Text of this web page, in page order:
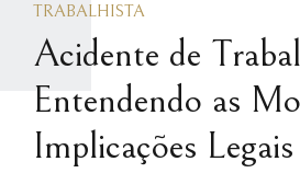
TRABALHISTA
Acidente de
Entendendo as
Implicações Legais